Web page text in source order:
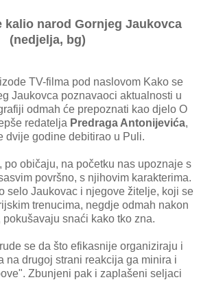
kalio narod Gornjeg Jaukovca
(nedjelja, bg)
TV-filma pod naslovom Kako se
Jaukovca poznavaoci aktualnosti u
odmah će prepoznati kao djelo O
redatelja Predraga Antonijevića,
dvije godine debitirao u Puli.
po običaju, na početku nas upoznaje s
površno, s njihovim karakterima.
selo Jaukovac i njegove žitelje, koji se
trenucima, negdje odmah nakon
snaći kako tko zna.
se da što efikasnije organiziraju i
na drugoj strani reakcija ga minira i
Zbunjeni pak i zaplašeni seljaci